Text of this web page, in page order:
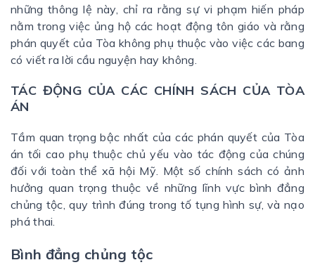
những thông lệ này, chỉ ra rằng sự vi phạm hiến pháp
nằm trong việc ủng hộ các hoạt động tôn giáo và rằng
phán quyết của Tòa không phụ thuộc vào việc các bang
có viết ra lời cầu nguyện hay không.
TÁC ĐỘNG CỦA CÁC CHÍNH SÁCH CỦA TÒA
ÁN
Tầm quan trọng bậc nhất của các phán quyết của Tòa
án tối cao phụ thuộc chủ yếu vào tác động của chúng
đối với toàn thể xã hội Mỹ. Một số chính sách có ảnh
hưởng quan trọng thuộc về những lĩnh vực bình đẳng
chủng tộc, quy trình đúng trong tố tụng hình sự, và nạo
phá thai.
Bình đẳng chủng tộc